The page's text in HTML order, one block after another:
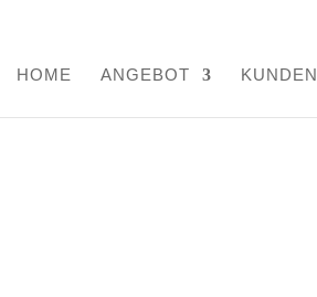
HOME ANGEBOT KUNDEN